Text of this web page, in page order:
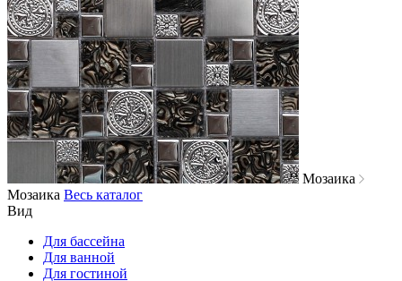
Мозаика
Мозаика Весь каталог
Вид
Для бассейна
Для ванной
Для гостиной